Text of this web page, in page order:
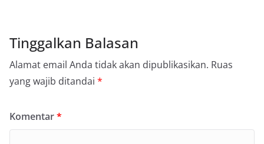
Tinggalkan Balasan
Alamat email Anda tidak akan dipublikasikan. Ruas
yang wajib ditandai *
Komentar*